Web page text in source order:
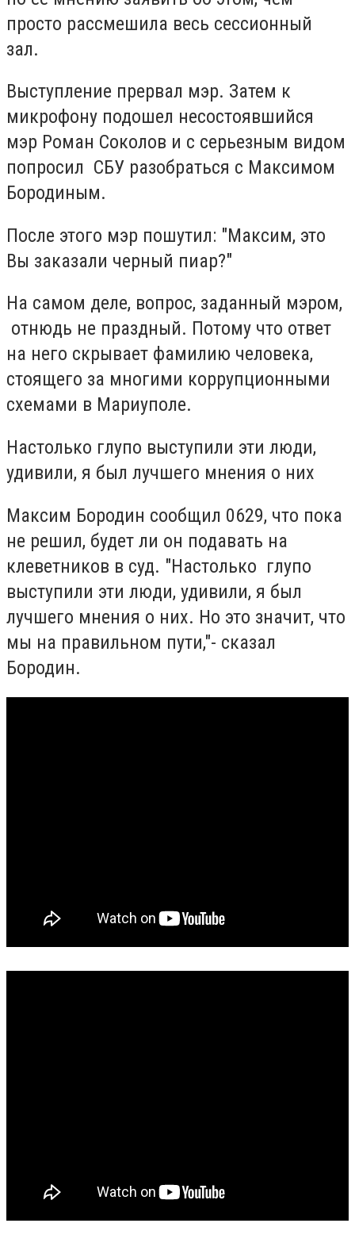
просто рассмешила весь сессионный
зал.
Выступление прервал мэр. Затем к
микрофону подошел несостоявшийся
мэр Роман Соколов и с серьезным видом
попросил СБУ разобраться с Максимом
Бородиным.
После этого мэр пошутил: "Максим, это
Вы заказали черный пиар?"
На самом деле, вопрос, заданный мэром,
отнюдь не праздный. Потому что ответ
на него скрывает фамилию человека,
стоящего за многими коррупционными
схемами в Мариуполе.
Настолько глупо выступили эти люди,
удивили, я был лучшего мнения о них
Максим Бородин сообщил 0629, что пока
не решил, будет ли он подавать на
клеветников в суд. "Настолько глупо
выступили эти люди, удивили, я был
лучшего мнения о них. Но это значит, что
мы на правильном пути,"- сказал
Бородин.